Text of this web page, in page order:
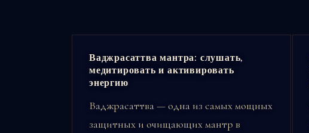
Ваджрасаттва мантра: слушать,
медитировать и активировать
энергию
Ваджрасаттва — одна из самых мощных
защитных и очищающих мантр в